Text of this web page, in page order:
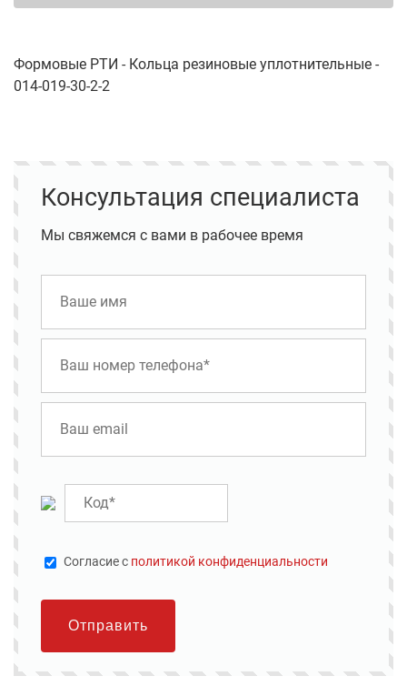
Формовые РТИ - Кольца резиновые уплотнительные -
014-019-30-2-2
Консультация специалиста
Мы свяжемся с вами в рабочее время
Cогласие с политикой конфиденциальности
Отправить